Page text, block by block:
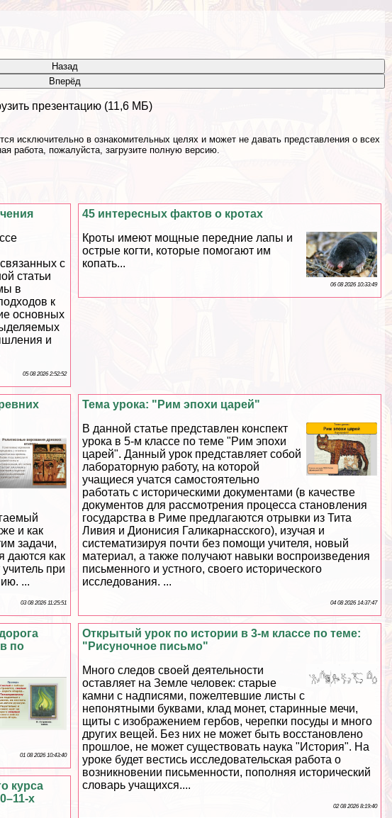
Назад
Вперёд
презентацию (11,6 МБ)
исключительно в ознакомительных целях и может не давать представления о всех
работа, пожалуйста, загрузите полную версию.
45 интересных фактов о кротах
Кроты имеют мощные передние лапы и
острые когти, которые помогают им
копать...
06 08 2026 10:33:49
с
статьи
в
к
основных
и
05 08 2026 2:52:52
Тема урока: "Рим эпохи царей"
В данной статье представлен конспект
урока в 5-м классе по теме "Рим эпохи
царей". Данный урок представляет собой
лабораторную работу, на которой
учащиеся учатся самостоятельно
работать с историческими документами (в качестве
документов для рассмотрения процесса становления
государства в Риме предлагаются отрывки из Тита
Ливия и Дионисия Галикарнасского), изучая и
систематизируя почти без помощи учителя, новый
материал, а также получают навыки воспроизведения
письменного и устного, своего исторического
исследования. ...
04 08 2026 14:37:47
и как
задачи,
даются как
при
...
03 08 2026 11:25:51
Открытый урок по истории в 3-м классе по теме:
"Рисуночное письмо"
Много следов своей деятельности
оставляет на Земле человек: старые
камни с надписями, пожелтевшие листы с
непонятными буквами, клад монет, старинные мечи,
щиты с изображением гербов, черепки посуды и много
других вещей. Без них не может быть восстановлено
прошлое, не может существовать наука "История". На
уроке будет вестись исследовательская работа о
возникновении письменности, пополняя исторический
словарь учащихся....
02 08 2026 8:19:40
по
01 08 2026 10:43:40
курса
х